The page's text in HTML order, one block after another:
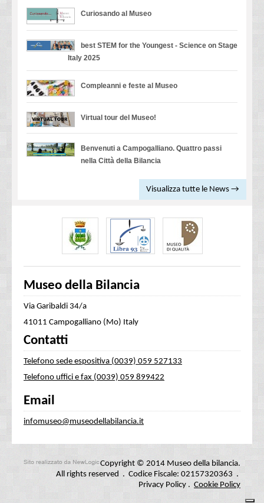
Curiosando al Museo
best STEM for the Youngest - Science on Stage
Italy 2025
Compleanni e feste al Museo
Virtual tour del Museo!
Benvenuti a Campogalliano. Quattro passi
nella Città della Bilancia
Visualizza tutte le News →
Museo della Bilancia
Via Garibaldi 34/a
41011 Campogalliano (Mo) Italy
Contatti
Telefono sede espositiva (0039) 059 527133
Telefono uffici e fax (0039) 059 899422
Email
infomuseo@museodellabilancia.it
Copyright © 2014 Museo della bilancia.
All rights reserved . Codice Fiscale: 02157320363 .
Privacy Policy . Cookie Policy